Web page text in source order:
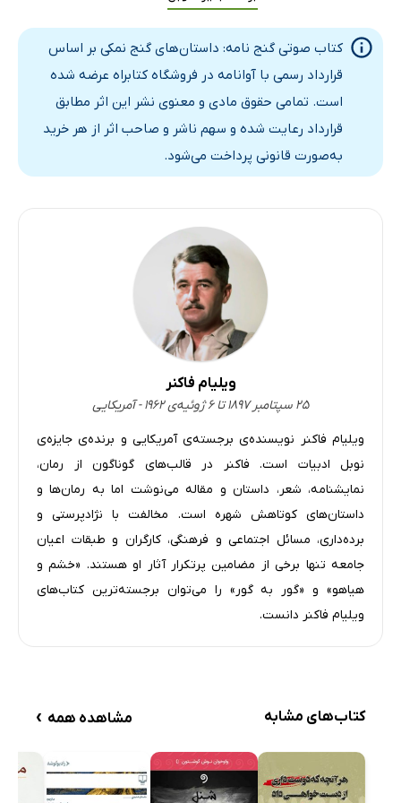
کتاب صوتی گنج نامه: داستان‌های گنج نمکی بر اساس
قرارداد رسمی با آوانامه در فروشگاه کتابراه عرضه شده
است. تمامی حقوق مادی و معنوی نشر این اثر مطابق
قرارداد رعایت شده و سهم ناشر و صاحب اثر از هر خرید
به‌صورت قانونی پرداخت می‌شود.
ویلیام فاکنر
۲۵ سپتامبر ۱۸۹۷ تا ۶ ژوئیه‌ی ۱۹۶۲ - آمریکایی
ویلیام فاکنر نویسنده‌ی برجسته‌ی آمریکایی و برنده‌ی جایزه‌ی
نوبل ادبیات است. فاکنر در قالب‌های گوناگون از رمان،
نمایشنامه، شعر، داستان و مقاله می‌نوشت اما به رمان‌ها و
داستان‌های کوتاهش شهره است. مخالفت با نژادپرستی و
برده‌داری، مسائل اجتماعی و فرهنگی، کارگران و طبقات اعیان
جامعه تنها برخی از مضامین پرتکرار آثار او هستند. «خشم و
هیاهو» و «گور به گور» را می‌توان برجسته‌ترین کتاب‌های
ویلیام فاکنر دانست.
کتاب‌های مشابه مشاهده همه ›